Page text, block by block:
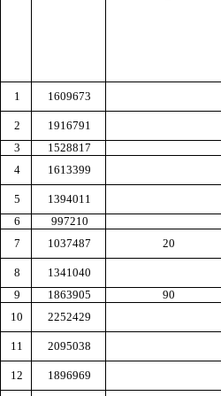
1 1609673
2
1916791
3
1528817
4
1613399
5
1394011
6
997210
7
1037487 20
8
1341040
9
1863905 90
10
2252429
11 2095038
12 1896969